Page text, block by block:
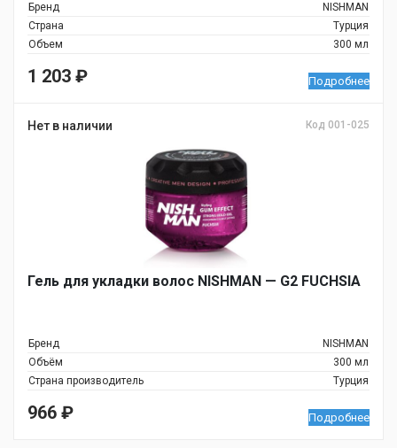
Бренд
NISHMAN
Страна
Турция
Объем
300 мл
1 203 ₽ Подробнее
Нет в наличии Код 001-025
Гель для укладки волос NISHMAN — G2 FUCHSIA
Бренд
NISHMAN
Объём
300 мл
Страна производитель
Турция
966 ₽ Подробнее